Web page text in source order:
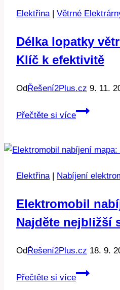
Elektřina| Větrné
Délka lopatky
Klíč k efektivitě
Od Řešení2Plus.cz 9. 11.
Přečtěte si více
Délka
elektrárny:
k
Elektřina| Nabíjení
Elektromobil
Najděte nejbližší
Od Řešení2Plus.cz 18. 9.
Přečtěte si více
Elektromobil